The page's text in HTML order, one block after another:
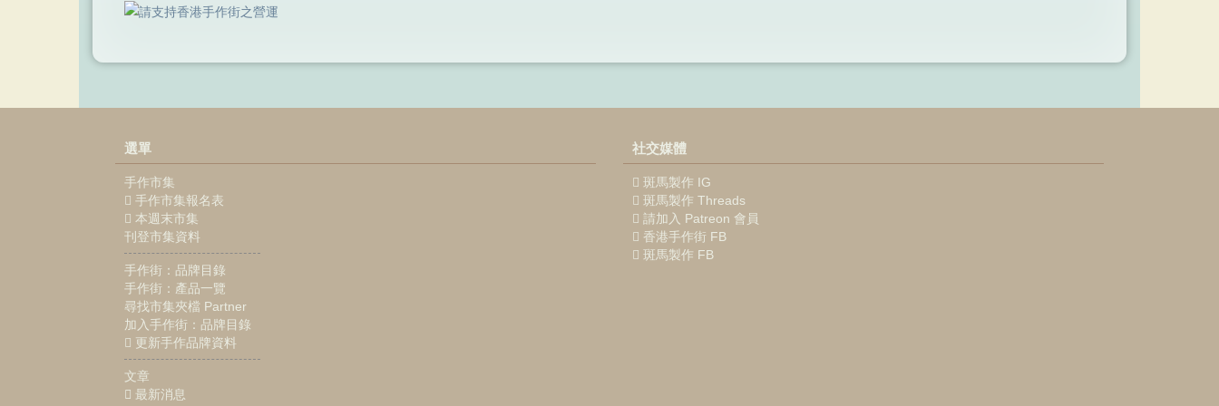
選單
手作市集
手作市集報名表
本週末市集
刊登市集資料
手作街：品牌目錄
手作街：產品一覽
尋找市集夾檔 Partner
加入手作街：品牌目錄
更新手作品牌資料
文章
最新消息
社交媒體
斑馬製作 IG
斑馬製作 Threads
請加入 Patreon 會員
香港手作街 FB
斑馬製作 FB